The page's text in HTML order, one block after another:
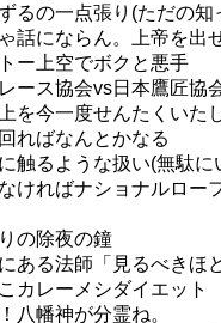
るの一点張り(ただの知
話にならん。上帝を出
ー上空でボクと悪手
ース協会vs日本鷹匠協
を今一度せんたくいた
ればなんとかなる
触るような扱い(無駄に
ければナショナルロー
の除夜の鐘
ある法師「見るべきほ
カレーメシダイエット
八幡神が分霊ね。